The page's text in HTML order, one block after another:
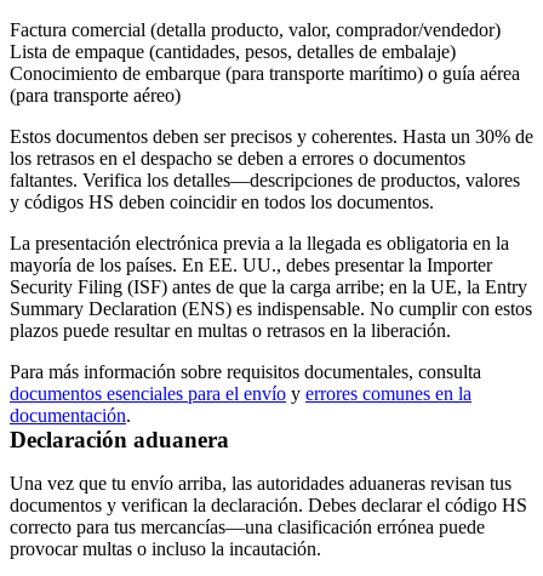
Factura comercial (detalla producto, valor, comprador/vendedor)
Lista de empaque (cantidades, pesos, detalles de embalaje)
Conocimiento de embarque (para transporte marítimo) o guía aérea
(para transporte aéreo)
Estos documentos deben ser precisos y coherentes. Hasta un 30% de
los retrasos en el despacho se deben a errores o documentos
faltantes. Verifica los detalles—descripciones de productos, valores
y códigos HS deben coincidir en todos los documentos.
La presentación electrónica previa a la llegada es obligatoria en la
mayoría de los países. En EE. UU., debes presentar la Importer
Security Filing (ISF) antes de que la carga arribe; en la UE, la Entry
Summary Declaration (ENS) es indispensable. No cumplir con estos
plazos puede resultar en multas o retrasos en la liberación.
Para más información sobre requisitos documentales, consulta
documentos esenciales para el envío y errores comunes en la
documentación.
Declaración aduanera
Una vez que tu envío arriba, las autoridades aduaneras revisan tus
documentos y verifican la declaración. Debes declarar el código HS
correcto para tus mercancías—una clasificación errónea puede
provocar multas o incluso la incautación.